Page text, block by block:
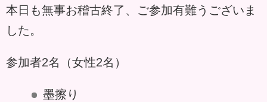
本日も無事お稽古終了、ご参加有難うございま
した。
参加者2名（女性2名）
墨擦り